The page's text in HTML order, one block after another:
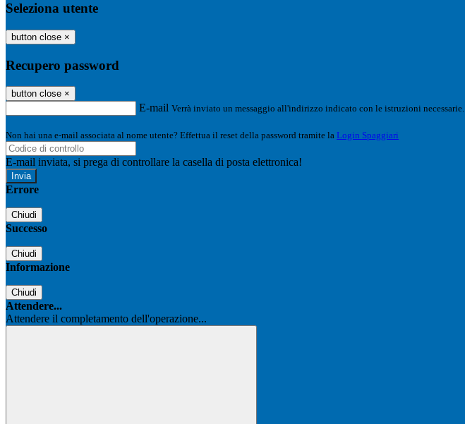
Seleziona utente
button close ×
Recupero password
button close ×
E-mail Verrà inviato un messaggio all'indirizzo indicato con le istruzioni necessarie.
Non hai una e-mail associata al nome utente? Effettua il reset della password tramite la Login Spaggiari
E-mail inviata, si prega di controllare la casella di posta elettronica!
Errore
Chiudi
Successo
Chiudi
Informazione
Chiudi
Attendere...
Attendere il completamento dell'operazione...